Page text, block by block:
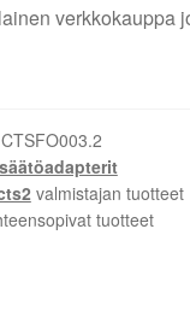
verkkokauppa
CTSFO003.2
valmistajan tuotteet
tuotteet